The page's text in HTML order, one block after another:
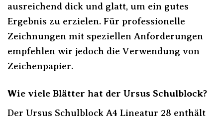
ausreichend dick und glatt, um ein gutes
Ergebnis zu erzielen. Für professionelle
Zeichnungen mit speziellen Anforderungen
empfehlen wir jedoch die Verwendung von
Zeichenpapier.
Wie viele Blätter hat der Ursus Schulblock?
Der Ursus Schulblock A4 Lineatur 28 enthält